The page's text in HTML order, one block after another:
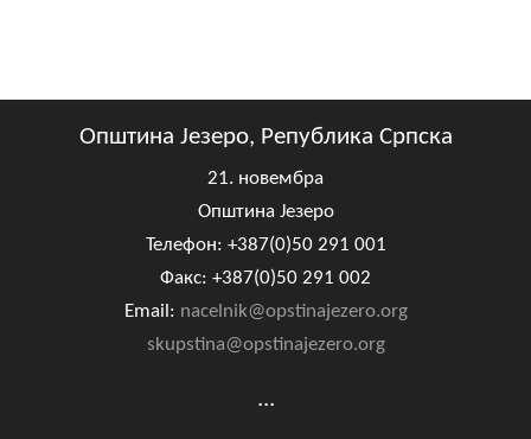
Општина Језеро, Република Српска
21. новембра
Општина Језеро
Телефон: +387(0)50 291 001
Факс: +387(0)50 291 002
Email: nacelnik@opstinajezero.org
skupstina@opstinajezero.org
...